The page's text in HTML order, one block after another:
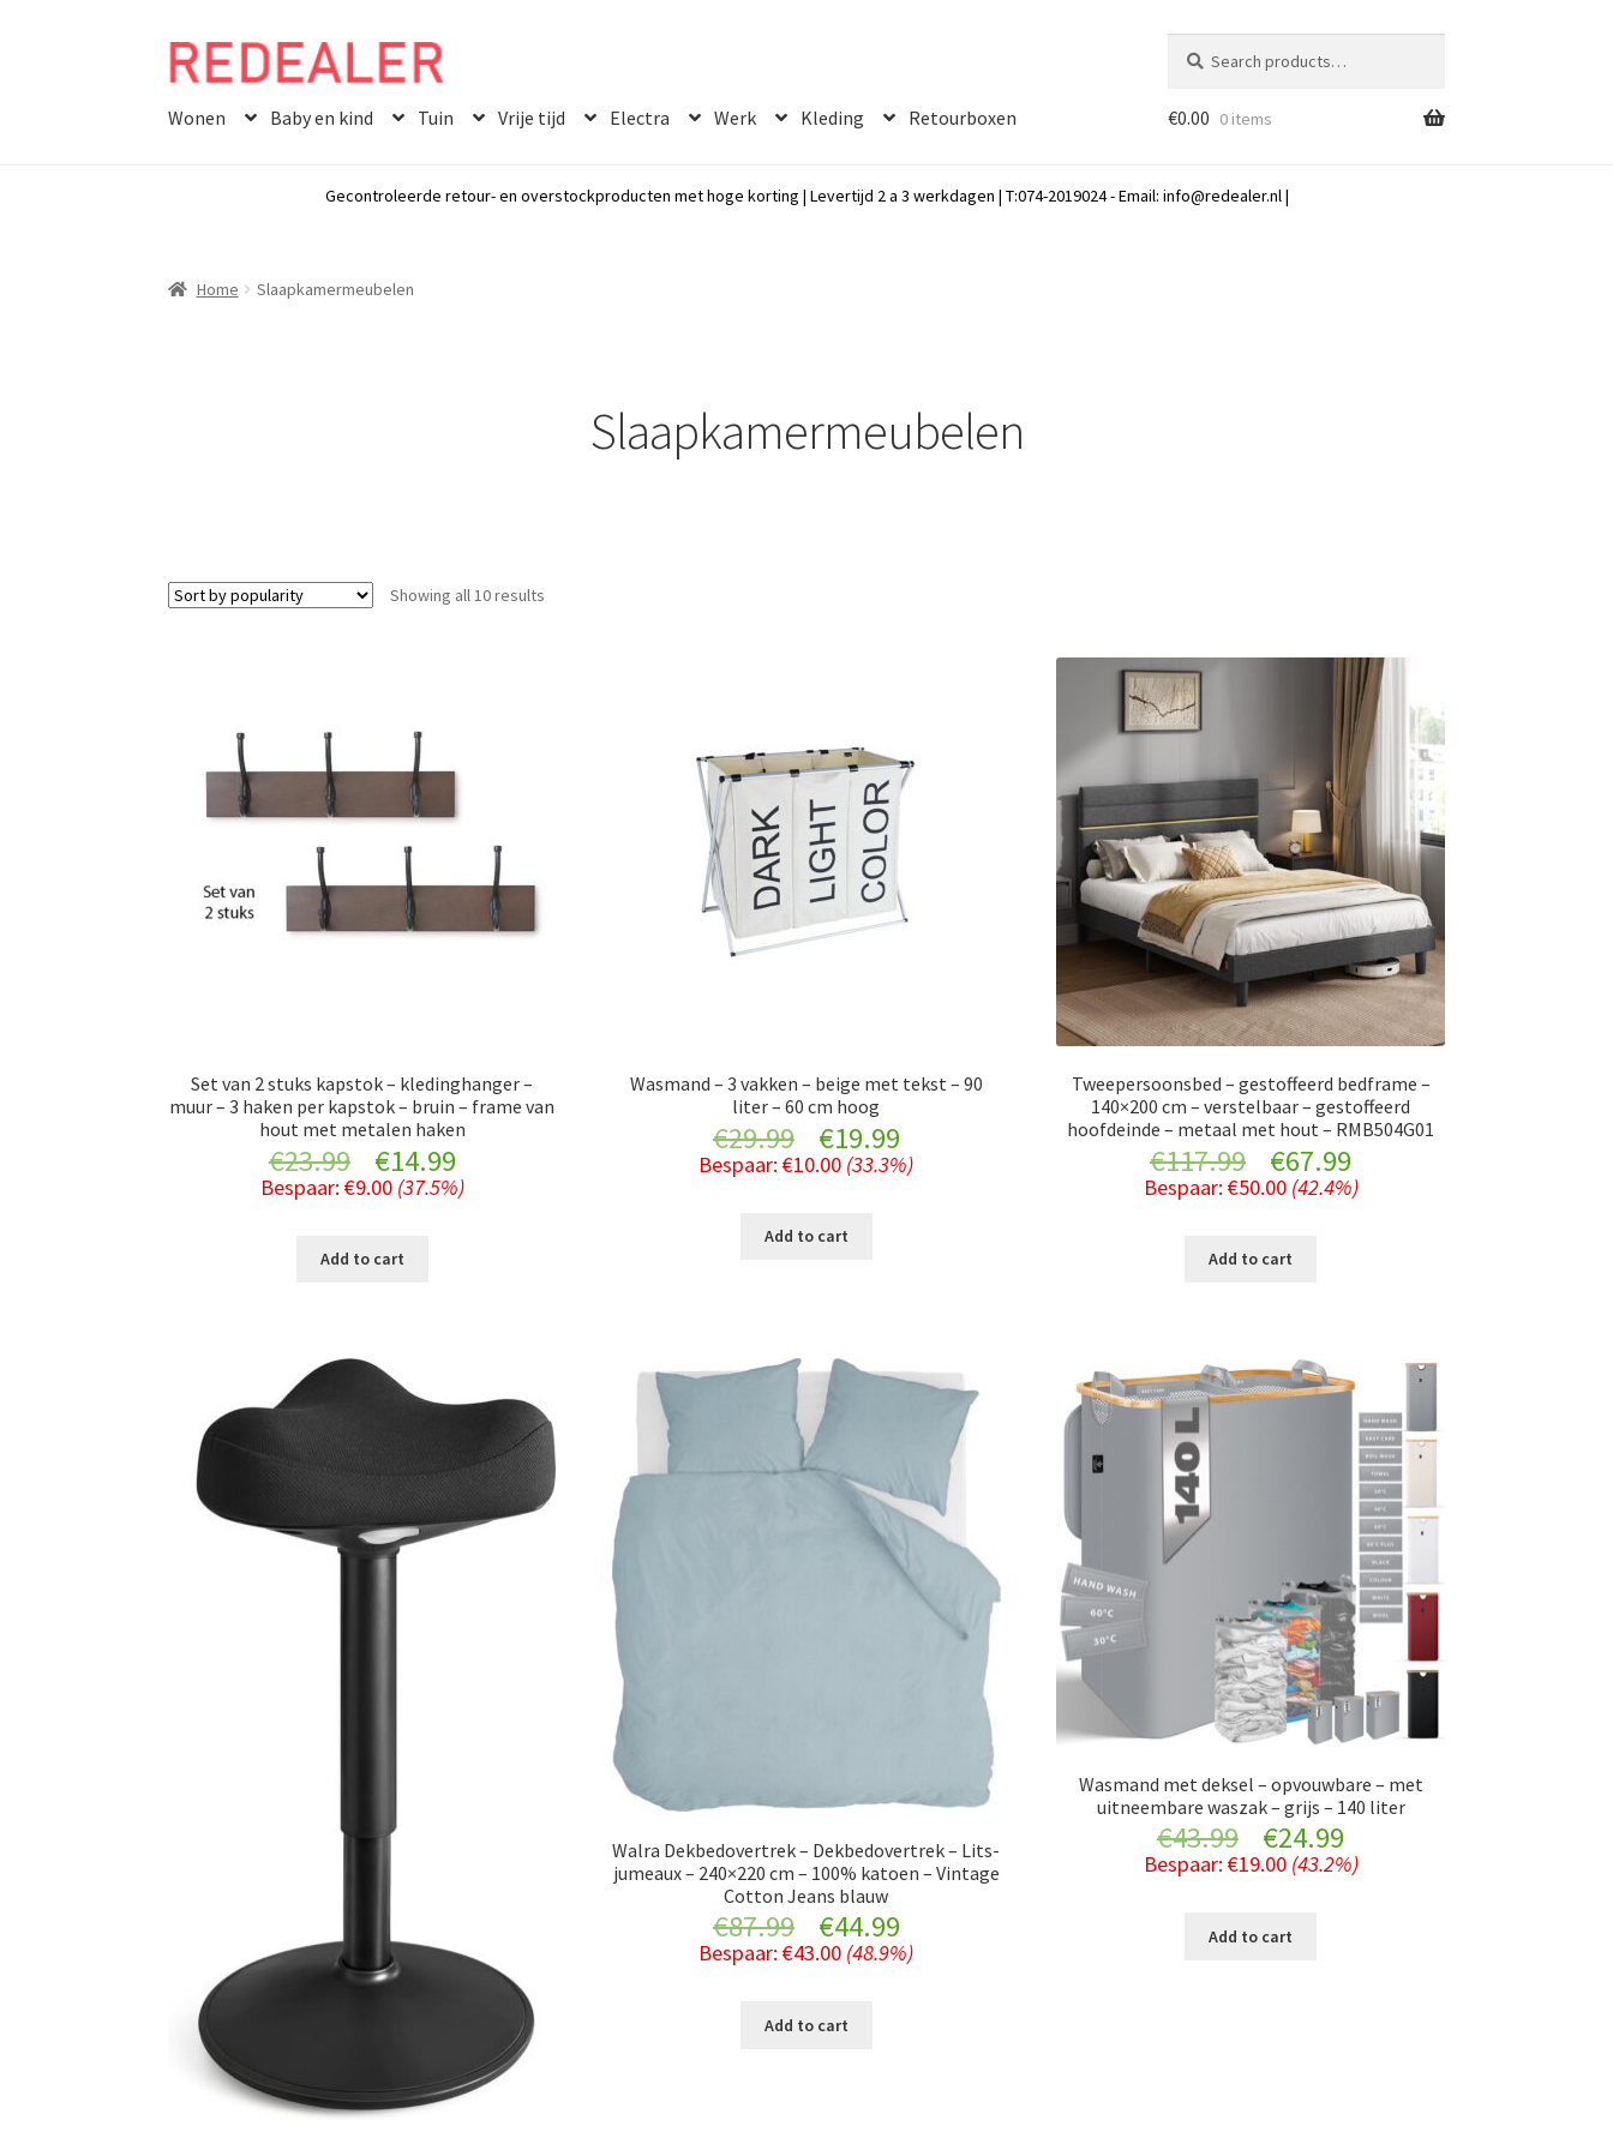
Skip
navigation
Skip
content
for:
Wonen Baby en kind Tuin Vrije tijd Electra Werk Kleding Retourboxen €0.00 0 items
Gecontroleerde retour- en overstockproducten met hoge korting | Levertijd 2 a 3 werkdagen | T:074-2019024 - Email: info@redealer.nl|
Home Slaapkamermeubelen
Slaapkamermeubelen
Showing all 10 results
Set van 2 stuks kapstok – kledinghanger –
muur – 3 haken per kapstok – bruin – frame van
hout met metalen haken
€23.99
Original
price
was:
€14.99Current
price
Bespaar: €9.00 (37.5%)
Add to cart
Wasmand – 3 vakken – beige met tekst – 90
liter – 60 cm hoog
€29.99
Original
price
was:
€19.99
price
Bespaar:€10.00 (33.3%)
Add to cart
Tweepersoonsbed – gestoffeerd bedframe –
140×200 cm – verstelbaar – gestoffeerd
hoofdeinde – metaal met hout – RMB504G01
€117.99
Original
price
was:
€67.99
price
Bespaar: €50.00 (42.4%)
Add to cart
Walra Dekbedovertrek – Dekbedovertrek – Lits-
jumeaux – 240×220 cm – 100% katoen – Vintage
Cotton Jeans blauw
€87.99
Original
price
was:
€44.99
price
Bespaar:€43.00 (48.9%)
Add to cart
Wasmand met deksel – opvouwbare – met
uitneembare waszak – grijs – 140 liter
€43.99
Original
price
was:
€24.99
price
Bespaar: €19.00 (43.2%)
Add to cart